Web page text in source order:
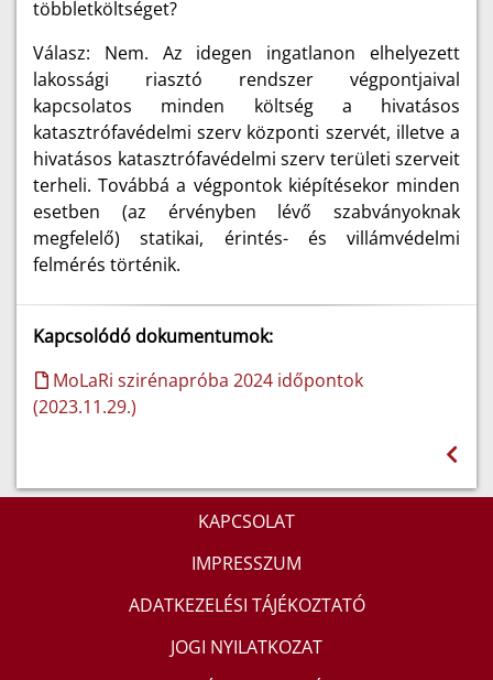
többletköltséget?
Válasz: Nem. Az idegen ingatlanon elhelyezett
lakossági riasztó rendszer végpontjaival
kapcsolatos minden költség a hivatásos
katasztrófavédelmi szerv központi szervét, illetve a
hivatásos katasztrófavédelmi szerv területi szerveit
terheli. Továbbá a végpontok kiépítésekor minden
esetben (az érvényben lévő szabványoknak
megfelelő) statikai, érintés- és villámvédelmi
felmérés történik.
Kapcsolódó dokumentumok:
MoLaRi szirénapróba 2024 időpontok
(2023.11.29.)
KAPCSOLAT
IMPRESSZUM
ADATKEZELÉSI TÁJÉKOZTATÓ
JOGI NYILATKOZAT